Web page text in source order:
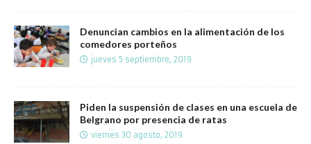
Denuncian cambios en la alimentación de los
comedores porteños
jueves 5 septiembre, 2019
Piden la suspensión de clases en una escuela de
Belgrano por presencia de ratas
viernes 30 agosto, 2019